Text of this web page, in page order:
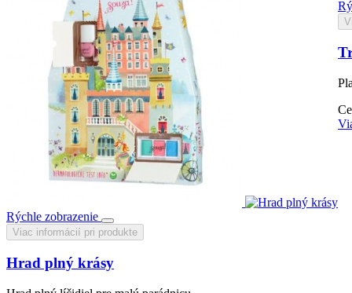
Rýchle zobrazenie
Viac informácií pri produkte
Hrad plný krásy